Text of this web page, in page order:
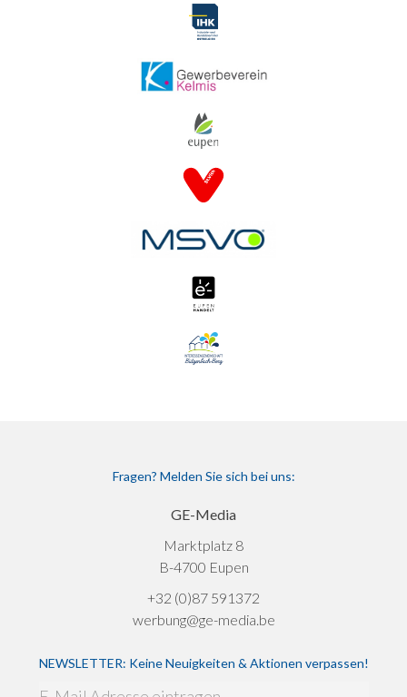
Fragen? Melden Sie sich bei uns:
GE-Media
Marktplatz 8
B-4700 Eupen
+32 (0)87 591372
werbung@ge-media.be
NEWSLETTER: Keine Neuigkeiten & Aktionen verpassen!